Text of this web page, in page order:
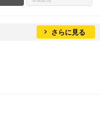
さらに見る